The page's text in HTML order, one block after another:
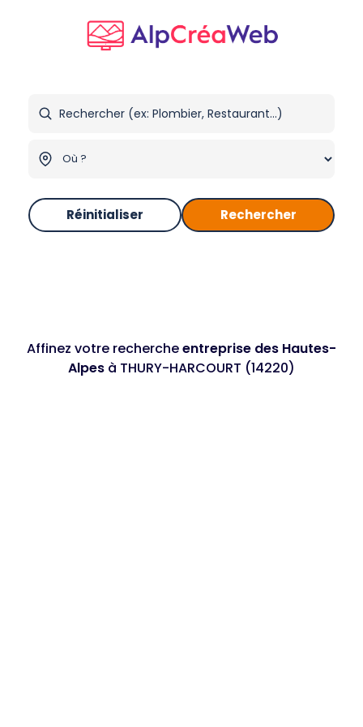
Réinitialiser Rechercher
Affinez votre rechercheentreprise des Hautes-
Alpes à THURY-HARCOURT (14220)